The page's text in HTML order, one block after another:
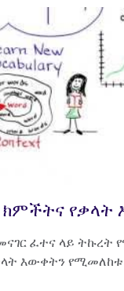
ክምችትና የቃላት
ፈተና ላይ ትኩረት
እውቀትን